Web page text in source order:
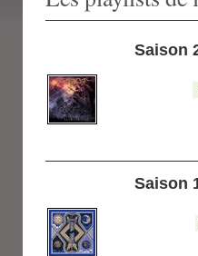
Saison
Saison